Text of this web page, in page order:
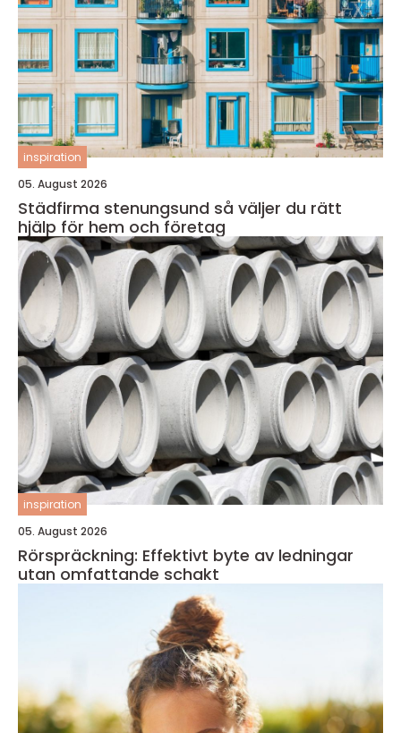
inspiration
05. August 2026
Städfirma stenungsund så väljer du rätt
hjälp för hem och företag
inspiration
05. August 2026
Rörspräckning: Effektivt byte av ledningar
utan omfattande schakt